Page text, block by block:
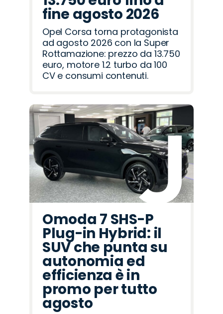
fine agosto 2026
Opel Corsa torna protagonista
ad agosto 2026 con la Super
Rottamazione: prezzo da 13.750
euro, motore 1.2 turbo da 100
CV e consumi contenuti.
Omoda 7 SHS-P
Plug-in Hybrid: il
SUV che punta su
autonomia ed
efficienza è in
promo per tutto
agosto